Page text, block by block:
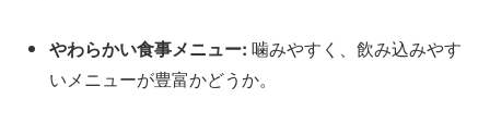
やわらかい食事メニュー: 噛みやすく、飲み込みやす
いメニューが豊富かどうか。